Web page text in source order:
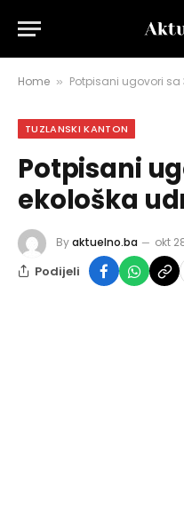
Home » Potpisani ugovori sa
TUZLANSKI KANTON
Potpisani
ekološka
Byaktuelno.ba okt
Podijeli